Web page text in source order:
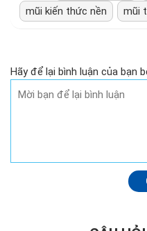
mũi kiến thức nền
mũi
Hãy để lại bình luận của bạn